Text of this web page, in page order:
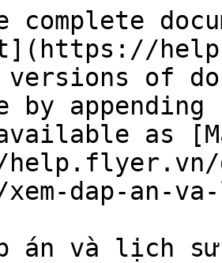
complete
versions of
by
as
xem-dap-an-
án và lịch